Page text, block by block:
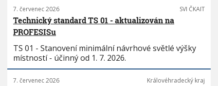
7. červenec 2026 SVI ČKAIT
Technický standard TS 01 - aktualizován na
PROFESISu
TS 01 - Stanovení minimální návrhové světlé výšky
místností - účinný od 1. 7. 2026.
7. červenec 2026 Královéhradecký kraj